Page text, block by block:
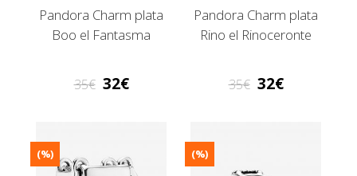
Pandora Charm plata
Boo el Fantasma
35 32
Pandora Charm plata
Rino el Rinoceronte
35 32
(%) (%)